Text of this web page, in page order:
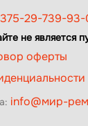
29-739-
не является
оферты
info@мир-